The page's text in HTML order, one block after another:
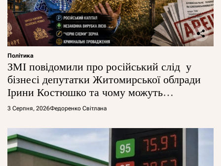
Політика
ЗМІ повідомили про російський слід у
бізнесі депутатки Житомирської облради
Ірини Костюшко та чому можуть
арештувати її активи
3 Серпня, 2026Федоренко Світлана